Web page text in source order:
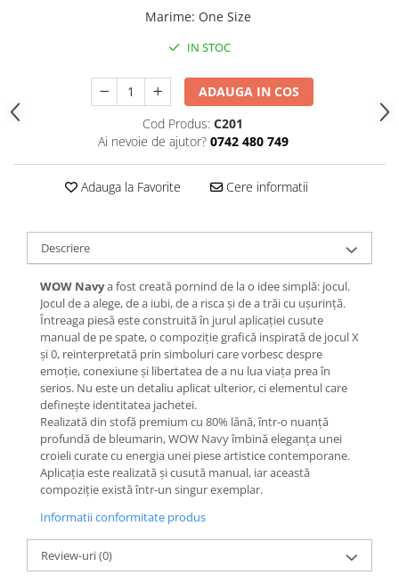
Marime: One Size
IN STOC
ADAUGA IN COS
Cod Produs: C201
Ai nevoie de ajutor? 0742 480 749
Adauga la Favorite Cere informatii
Descriere
WOW Navya fost creată pornind de la o idee simplă: jocul.
Jocul de a alege, de a iubi, de a risca și de a trăi cu ușurință.
Întreaga piesă este construită în jurul aplicației cusute
manual de pe spate, o compoziție grafică inspirată de jocul X
și 0, reinterpretată prin simboluri care vorbesc despre
emoție, conexiune și libertatea de a nu lua viața prea în
serios. Nu este un detaliu aplicat ulterior, ci elementul care
definește identitatea jachetei.
Realizată din stofă premium cu 80% lână, într-o nuanță
profundă de bleumarin, WOW Navy îmbină eleganța unei
croieli curate cu energia unei piese artistice contemporane.
Aplicația este realizată și cusută manual, iar această
compoziție există într-un singur exemplar.
Informatii conformitate produs
Review-uri(0)